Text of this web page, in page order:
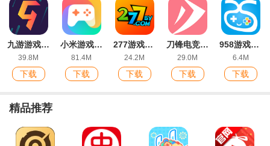
九游游戏中心手机版
39.8M
下载
小米游戏中心官方版
81.4M
下载
277游戏盒子安卓版
24.2M
下载
刀锋电竞陪玩app安卓版
29.0M
下载
958游戏盒手机版
6.4M
下载
精品推荐